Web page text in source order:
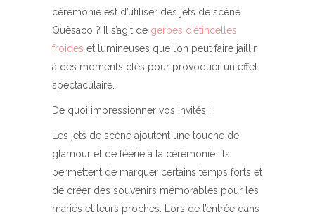
cérémonie est d’utiliser des jets de scène.
Quèsaco ? Il s’agit de gerbes d’étincelles
froides et lumineuses que l’on peut faire jaillir
à des moments clés pour provoquer un effet
spectaculaire.
De quoi impressionner vos invités !
Les jets de scène ajoutent une touche de
glamour et de féérie à la cérémonie. Ils
permettent de marquer certains temps forts et
de créer des souvenirs mémorables pour les
mariés et leurs proches. Lors de l’entrée dans